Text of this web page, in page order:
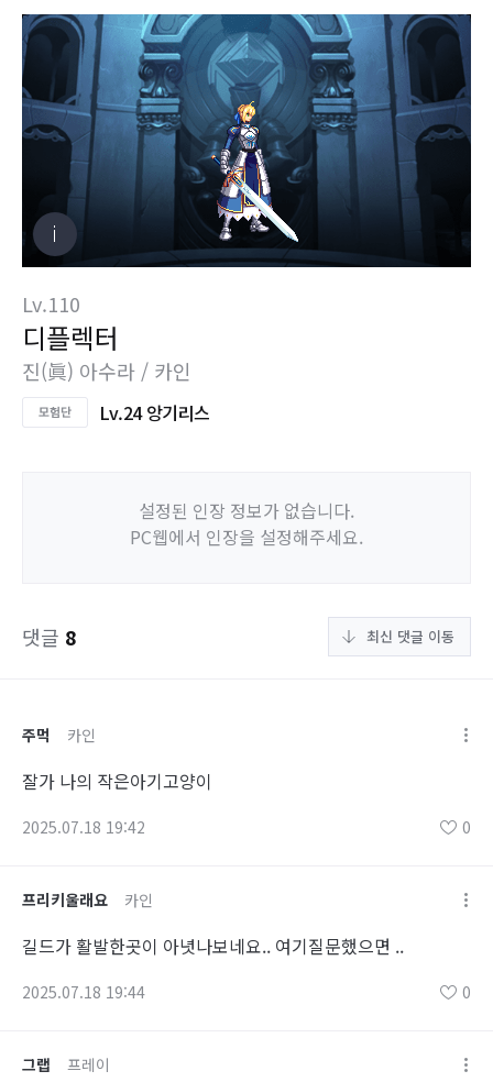
Lv.110
디플렉터
진(眞) 아수라 / 카인
Lv.24 앙기리스
설정된 인장 정보가 없습니다.
PC웹에서 인장을 설정해주세요.
댓글 8 최신 댓글 이동
주먹 카인
잘가 나의 작은아기고양이
2025.07.18 19:42 0
프리키울래요 카인
길드가 활발한곳이 아녓나보네요.. 여기질문했으면 ..
2025.07.18 19:44 0
그랩 프레이